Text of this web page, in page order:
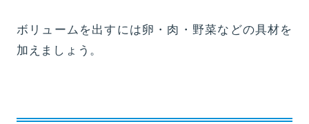
ボリュームを出すには卵・肉・野菜などの具材を
加えましょう。